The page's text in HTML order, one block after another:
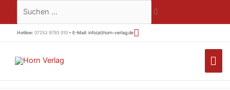
springen
Suchen …
Hotline: 07253 9793 010 • E-Mail: info(at)horn-verlag.de